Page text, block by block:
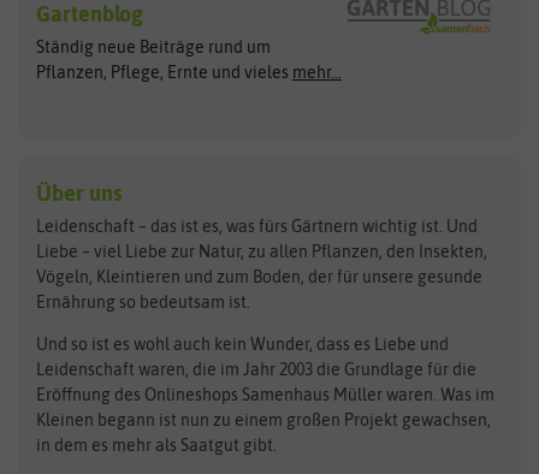
Exotische Samen
Gemüsesamen
Gründünger
Kräutersamen
Obstsamen
Pilzbrut
Rasensamen
Steckzwiebeln
Zimmer & Kübelpflanzen
Kataloge
Schnäppchen
Anzucht & Gartenzubehör
Arche Noah
ASB Greenworld
Benary
Bingenheimer Saatgut
Bionana
BIOWOL
Blumicorn
Bûten Birds
Clever Pots
COMPO
Dürr-Samen
Feldsaaten Freudenberger
Fertil
Flora Elite
Gartenblog
Ständig neue Beiträge rund um
Pflanzen, Pflege, Ernte und vieles mehr...
Über uns
Leidenschaft – das ist es, was fürs Gärtnern wichtig ist. Und
Liebe – viel Liebe zur Natur, zu allen Pflanzen, den Insekten,
Vögeln, Kleintieren und zum Boden, der für unsere gesunde
Ernährung so bedeutsam ist.
Und so ist es wohl auch kein Wunder, dass es Liebe und
Leidenschaft waren, die im Jahr 2003 die Grundlage für die
Eröffnung des Onlineshops Samenhaus Müller waren. Was im
Kleinen begann ist nun zu einem großen Projekt gewachsen,
in dem es mehr als Saatgut gibt.